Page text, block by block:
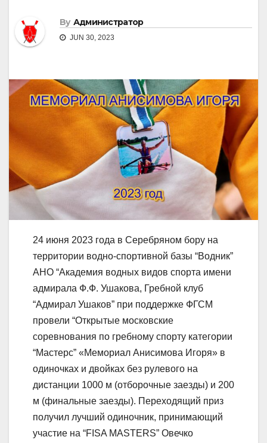
By Администратор
JUN 30, 2023
24 июня 2023 года в Серебряном бору на
территории водно-спортивной базы “Водник”
АНО “Академия водных видов спорта имени
адмирала Ф.Ф. Ушакова, Гребной клуб
“Адмирал Ушаков” при поддержке ФГСМ
провели “Открытые московские
соревнования по гребному спорту категории
“Мастерс” «Мемориал Анисимова Игоря» в
одиночках и двойках без рулевого на
дистанции 1000 м (отборочные заезды) и 200
м (финальные заезды). Переходящий приз
получил лучший одиночник, принимающий
участие на “FISA MASTERS” Овечко